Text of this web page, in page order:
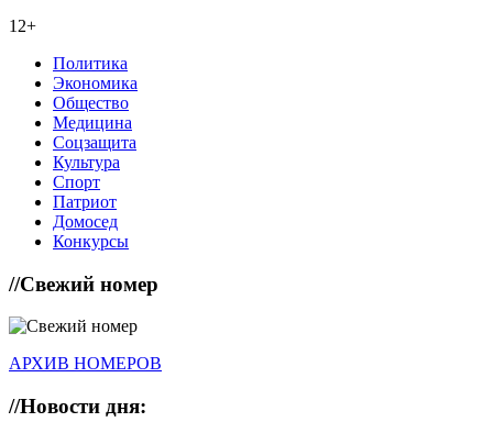
12+
Политика
Экономика
Общество
Медицина
Соцзащита
Культура
Спорт
Патриот
Домосед
Конкурсы
//Свежий номер
АРХИВ НОМЕРОВ
//Новости дня: